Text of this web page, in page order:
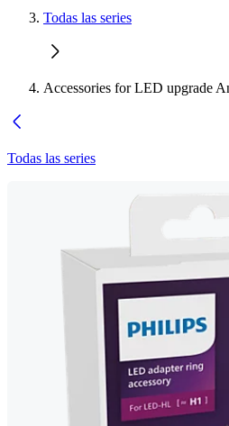
Todas las series
Accessories for LED upgrade
Todas las series